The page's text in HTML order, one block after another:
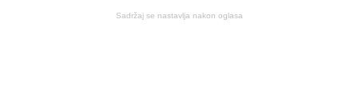
Sadržaj se nastavlja nakon oglasa